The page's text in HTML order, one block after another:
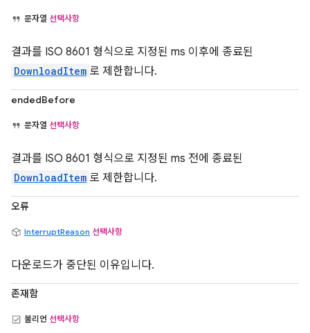
문자열 선택사항
결과를 ISO 8601 형식으로 지정된 ms 이후에 종료된
DownloadItem 로 제한합니다.
endedBefore
문자열 선택사항
결과를 ISO 8601 형식으로 지정된 ms 전에 종료된
DownloadItem 로 제한합니다.
오류
InterruptReason 선택사항
다운로드가 중단된 이유입니다.
존재함
불리언 선택사항